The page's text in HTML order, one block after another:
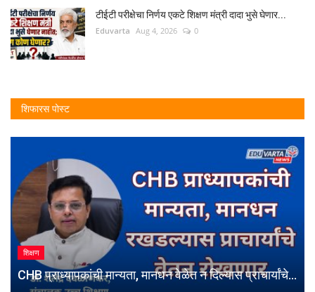
टीईटी परीक्षेचा निर्णय एकटे शिक्षण मंत्री दादा भुसे घेणार...
Eduvarta Aug 4, 2026 0
शिफारस पोस्ट
शिक्षण
CHB प्राध्यापकांची मान्यता, मानधन वेळेत न दिल्यास प्राचार्यांचे...